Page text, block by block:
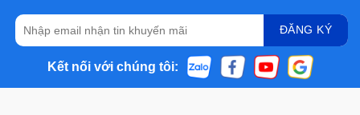
Kết nối với chúng tôi: